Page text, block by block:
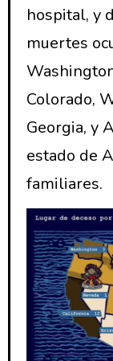
hospital, y
muertes
Colorado,
Georgia, y
estado de
familiares.